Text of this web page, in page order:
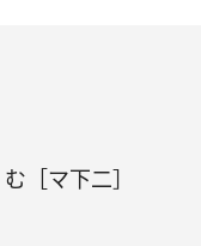
［マ下二］